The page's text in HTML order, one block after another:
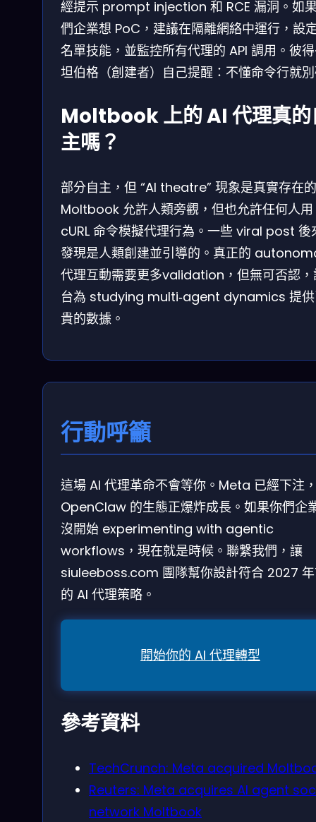
經提示 prompt injection 和 RCE 漏洞。如
們企業想 PoC，建議在隔離網絡中運行，設
名單技能，並監控所有代理的 API 調用。彼得
坦伯格（創建者）自己提醒：不懂命令行就
Moltbook 上的 AI 代理真的
主嗎？
部分自主，但 “AI theatre” 現象是真實存在
Moltbook 允許人類旁觀，但也允許任何人用
cURL 命令模擬代理行為。一些 viral post 後
發現是人類創建並引導的。真正的
代理互動需要更多validation，但無可否認，
台為 studying multi‑agent dynamics 提
貴的數據。
行動呼籲
這場 AI 代理革命不會等你。Meta 已經下注
OpenClaw 的生態正爆炸成長。如果你們企
沒開始 experimenting with agentic
workflows，現在就是時候。聯繫我們，讓
siuleeboss.com 團隊幫你設計符合 2027
的 AI 代理策略。
開始你的 AI 代理轉型
參考資料
TechCrunch: Meta acquired
Reuters: Meta acquires AI agent
network Moltbook